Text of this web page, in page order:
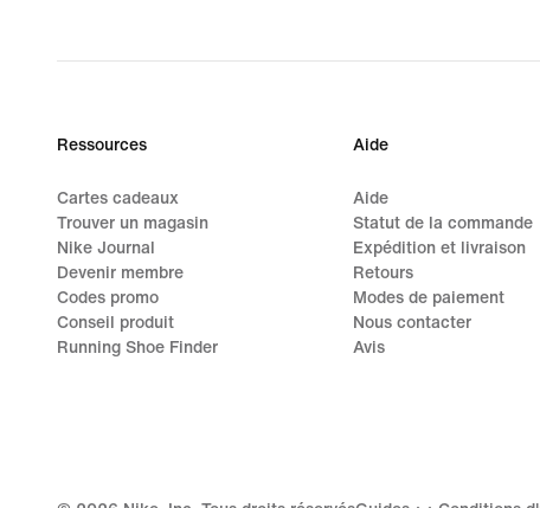
Ressources
Cartes cadeaux
Trouver un magasin
Nike Journal
Devenir membre
Codes promo
Conseil produit
Running Shoe Finder
Aide
Aide
Statut de la commande
Expédition et livraison
Retours
Modes de paiement
Nous contacter
Avis